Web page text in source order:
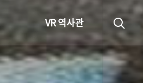
VR 역사관